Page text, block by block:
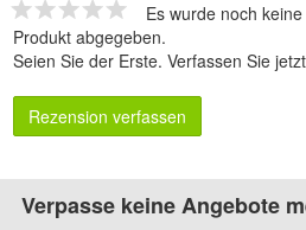
Es wurde noch
Produkt abgegeben.
Seien Sie der Erste. Verfassen Sie
Rezension verfassen
Verpasse keine Angebote